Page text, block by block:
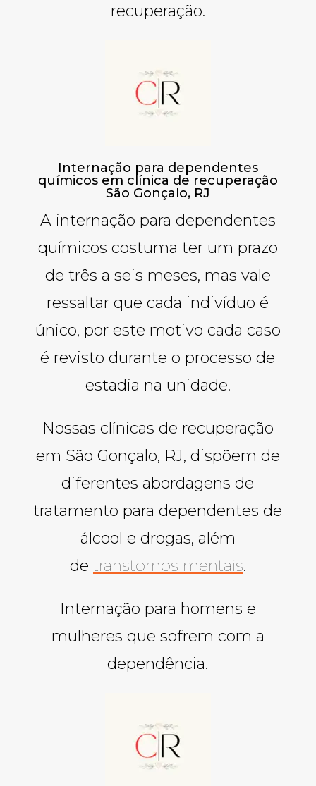
recuperação.
Internação para dependentes
químicos em clínica de recuperação
São Gonçalo, RJ
A internação para dependentes
químicos costuma ter um prazo
de três a seis meses, mas vale
ressaltar que cada indivíduo é
único, por este motivo cada caso
é revisto durante o processo de
estadia na unidade.
Nossas clínicas de recuperação
em São Gonçalo, RJ, dispõem de
diferentes abordagens de
tratamento para dependentes de
álcool e drogas, além
de transtornos mentais.
Internação para homens e
mulheres que sofrem com a
dependência.